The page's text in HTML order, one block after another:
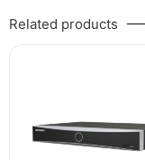
Related products